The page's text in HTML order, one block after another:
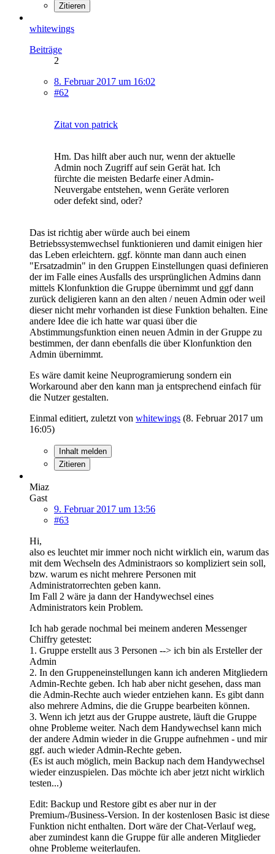
Zitieren
whitewings
Beiträge
2
8. Februar 2017 um 16:02
#62
Zitat von patrick
Hm. Das hilft aber auch nur, wenn der aktuelle
Admin noch Zugriff auf sein Gerät hat. Ich
fürchte die meisten Bedarfe einer Admin-
Neuvergabe entstehen, wenn Geräte verloren
oder defekt sind, oder?
Das ist richtig aber würde auch bei einem
Betriebssystemwechsel funktionieren und damit einigen hier
das Leben erleichtern. ggf. könnte man dann auch einen
"Ersatzadmin" in den Gruppen Einstellungen quasi definieren
der im Falle eines Ausfalls des ursprünglichen Admins dann
mittels Klonfunktion die Gruppe übernimmt und ggf dann
zurück deligieren kann an den alten / neuen Admin oder weil
dieser nicht mehr vorhanden ist diese Funktion behalten. Eine
andere Idee die ich hatte war quasi über die
Abstimmungsfunktion einen neuen Admin in der Gruppe zu
bestimmen, der dann ebenfalls die über Klonfunktion den
Admin übernimmt.
Es wäre damit keine Neuprogramierung sondern ein
Workaround aber den kann man ja entsprechend einfach für
die Nutzer gestalten.
Einmal editiert, zuletzt von whitewings (8. Februar 2017 um
16:05)
Inhalt melden
Zitieren
Miaz
Gast
9. Februar 2017 um 13:56
#63
Hi,
also es leuchtet mir immer noch nicht wirklich ein, warum das
mit dem Wechseln des Administraors so kompliziert sein soll,
bzw. warum es nicht mehrere Personen mit
Administratorrechten geben kann.
Im Fall 2 wäre ja dann der Handywechsel eines
Administrators kein Problem.
Ich hab gerade nochmal bei meinem anderen Messenger
Chiffry getestet:
1. Gruppe erstellt aus 3 Personen --> ich bin als Ersteller der
Admin
2. In den Gruppeneinstellungen kann ich anderen Mitgliedern
Admin-Rechte geben. Ich hab aber nicht gesehen, dass man
die Admin-Rechte auch wieder entziehen kann. Es gibt dann
also mehrere Admins, die die Gruppe bearbeiten können.
3. Wenn ich jetzt aus der Gruppe austrete, läuft die Gruppe
ohne Probleme weiter. Nach dem Handywechsel kann mich
der andere Admin wieder in die Gruppe aufnehmen - und mir
ggf. auch wieder Admin-Rechte geben.
(Es ist auch möglich, mein Backup nach dem Handywechsel
wieder einzuspielen. Das möchte ich aber jetzt nicht wirklich
testen...)
Edit: Backup und Restore gibt es aber nur in der
Premium-/Business-Version. In der kostenlosen Basic ist diese
Funktion nicht enthalten. Dort wäre der Chat-Verlauf weg,
aber zumindest kann die Gruppe für alle anderen Mitglieder
ohne Probleme weiterlaufen.